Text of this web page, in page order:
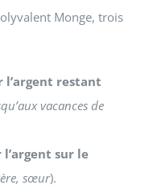
Monge, trois
l’argent restant
vacances de
sur le
sœur).